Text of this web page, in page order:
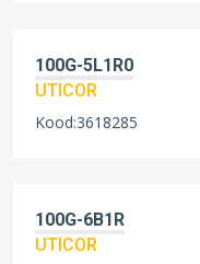
100G-5L1R0
UTICOR
Kood:3618285
100G-6B1R
UTICOR